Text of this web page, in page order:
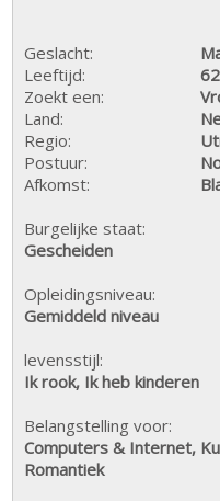
Geslacht:
Leeftijd:
62
Zoekt een:
Land:
Regio:
Postuur:
Afkomst:
Burgelijke staat:
Gescheiden
Opleidingsniveau:
Gemiddeld niveau
levensstijl:
Ik rook, Ik heb kinderen
Belangstelling voor:
Computers & Internet,
Romantiek